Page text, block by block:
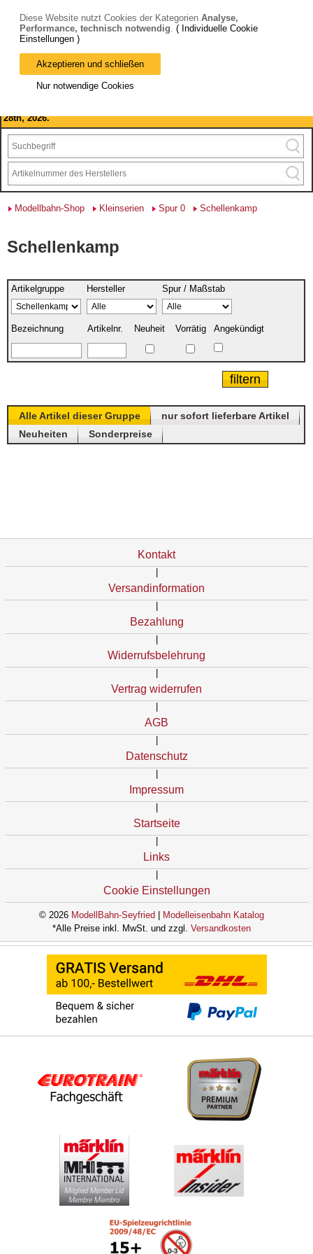
Bitte beachten Sie: wir machen Betriebsferien, vom 03. bis 28.
August 2026 haben wir geschlossen.
28th, 2026.
Modellbahn-Shop Kleinserien Spur 0 Schellenkamp
Schellenkamp
Artikelgruppe Hersteller Spur / Maßstab
Bezeichnung Artikelnr. Neuheit Vorrätig Angekündigt
Alle Artikel dieser Gruppe
nur sofort lieferbare Artikel
Neuheiten
Sonderpreise
Kontakt
Versandinformation
Bezahlung
Widerrufsbelehrung
Vertrag widerrufen
AGB
Datenschutz
Impressum
Startseite
Links
Cookie Einstellungen
© 2026 ModellBahn-Seyfried
Modelleisenbahn Katalog
*Alle Preise inkl. MwSt. und zzgl. Versandkosten
Diese Website nutzt Cookies der Kategorien Analyse,
Performance, technisch notwendig. ( Individuelle Cookie
Einstellungen )
Akzeptieren und schließen
Nur notwendige Cookies